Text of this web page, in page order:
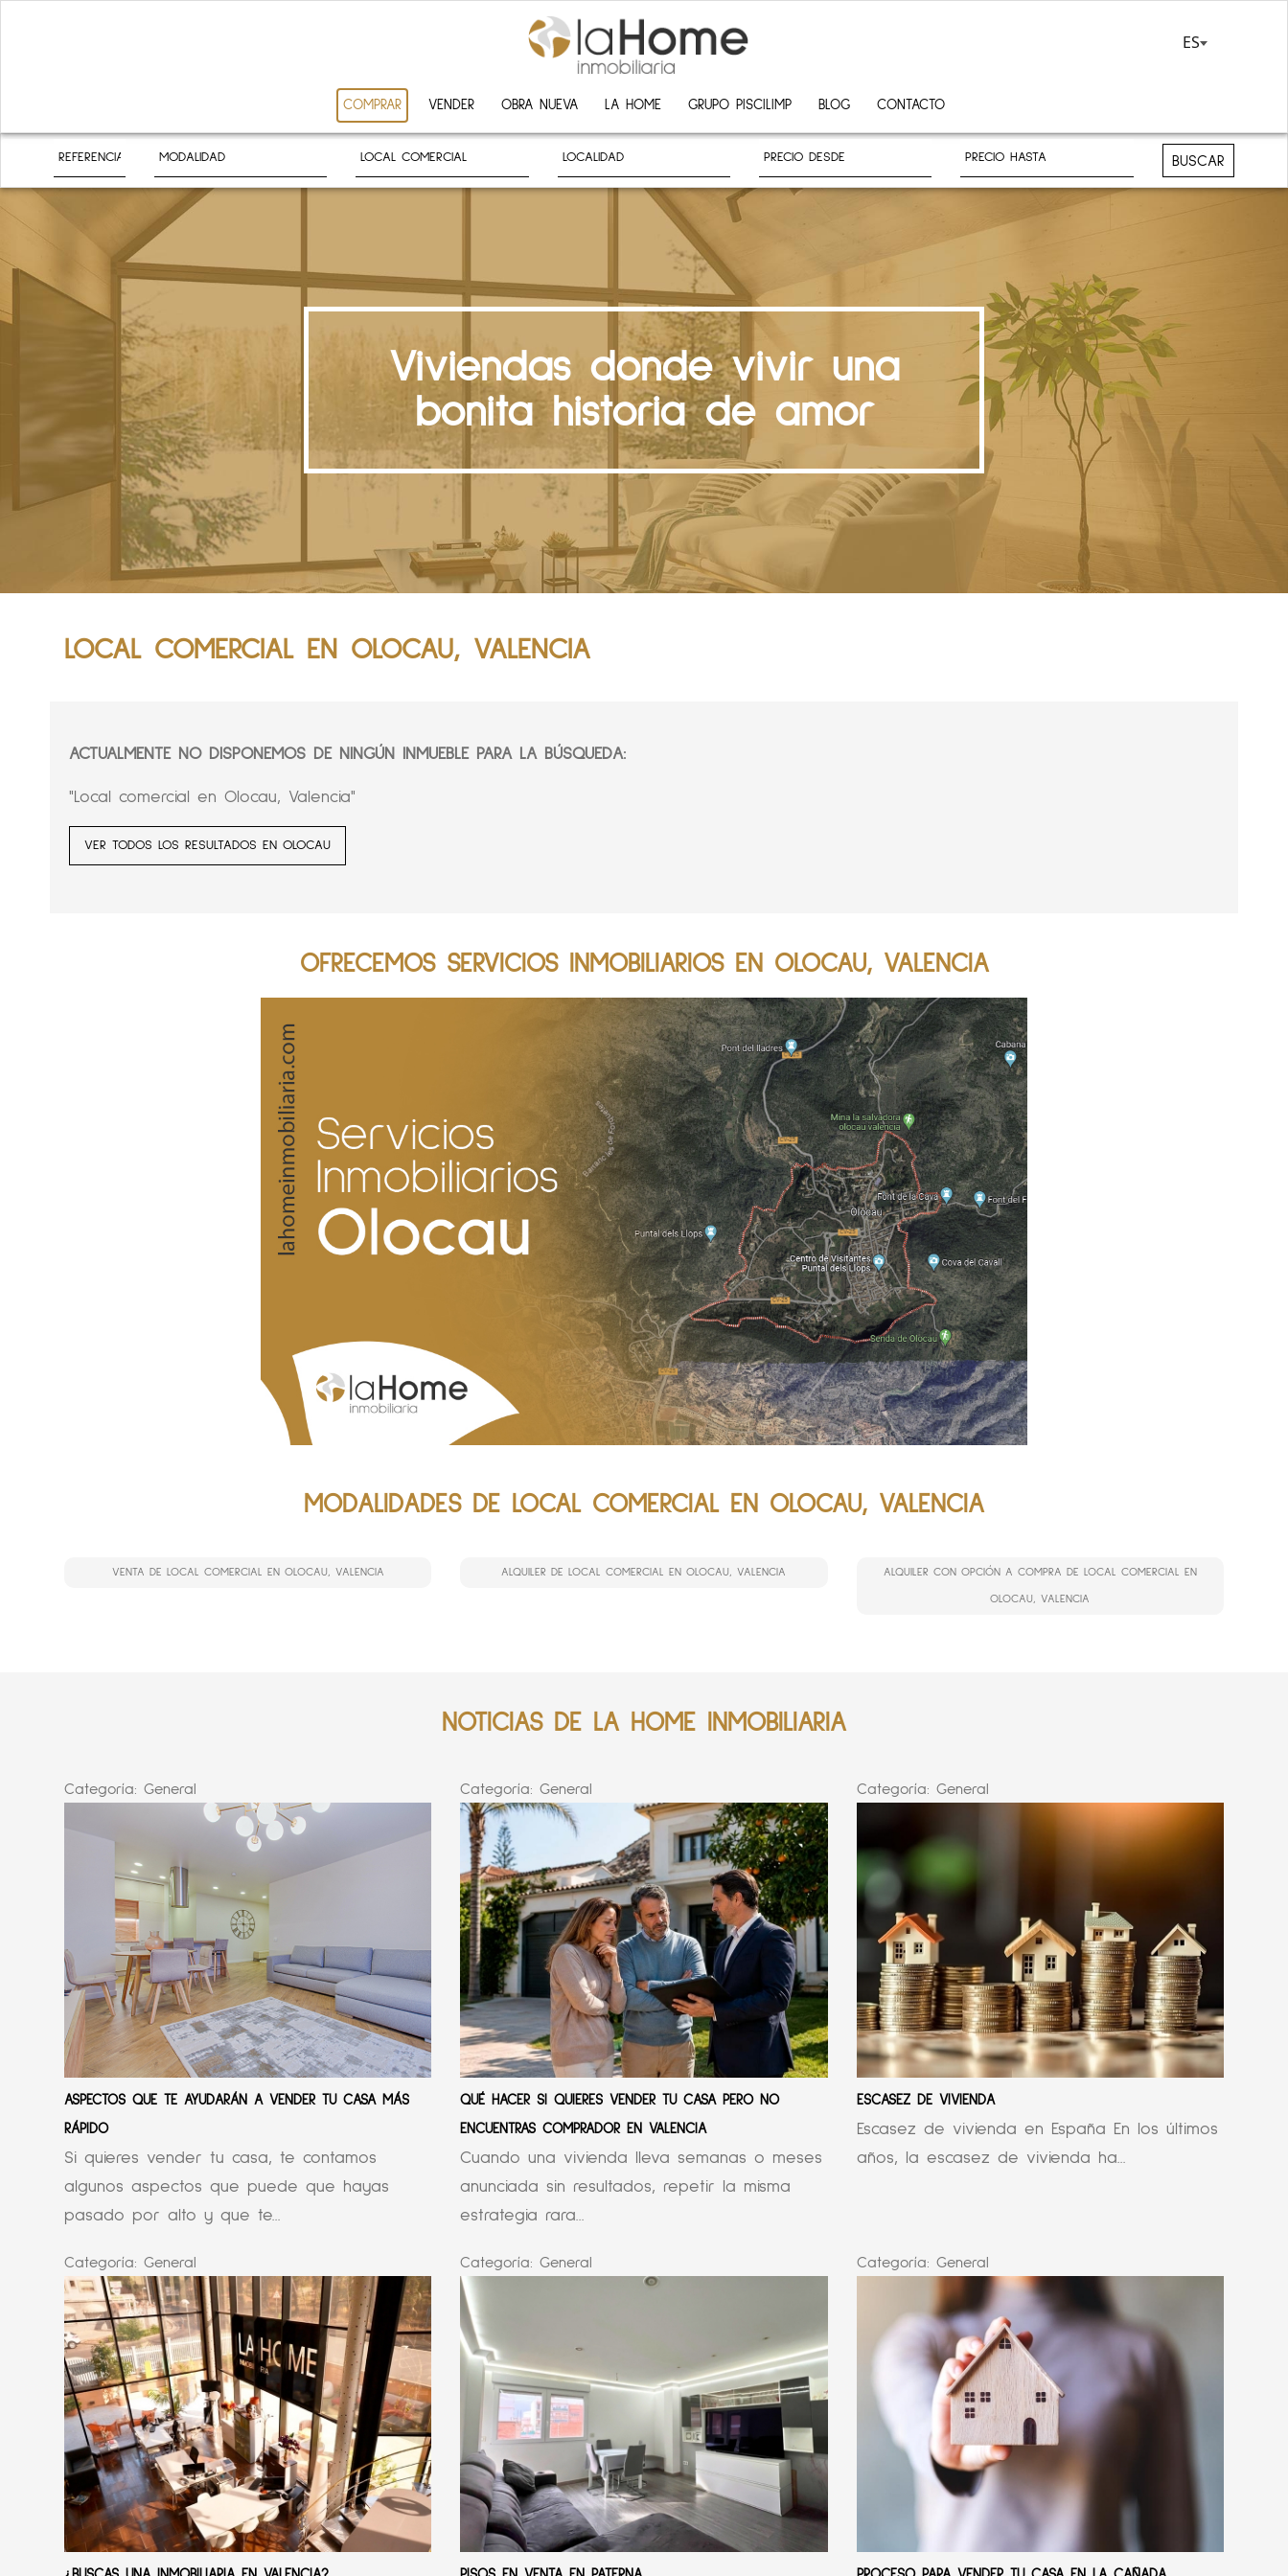
ES
COMPRAR VENDER OBRA NUEVA LA HOME GRUPO PISCILIMP BLOG CONTACTO
BUSCAR
Viviendas donde vivir una
bonita historia de amor
LOCAL COMERCIAL EN OLOCAU, VALENCIA
ACTUALMENTE NO DISPONEMOS DE NINGÚN INMUEBLE PARA LA BÚSQUEDA:
"Local comercial en Olocau, Valencia"
VER TODOS LOS RESULTADOS EN OLOCAU
OFRECEMOS SERVICIOS INMOBILIARIOS EN OLOCAU, VALENCIA
MODALIDADES DE LOCAL COMERCIAL EN OLOCAU, VALENCIA
VENTA DE LOCAL COMERCIAL EN OLOCAU, VALENCIA ALQUILER DE LOCAL COMERCIAL EN OLOCAU, VALENCIA ALQUILER CON OPCIÓN A COMPRA DE LOCAL COMERCIAL EN
OLOCAU, VALENCIA
NOTICIAS DE LA HOME INMOBILIARIA
Categoría: General
ASPECTOS QUE TE AYUDARÁN A VENDER TU CASA MÁS
RÁPIDO
Si quieres vender tu casa, te contamos
algunos aspectos que puede que hayas
pasado por alto y que te...
Categoría:General
QUÉ HACER SI QUIERES VENDER TU CASA PERO NO
ENCUENTRAS COMPRADOR EN VALENCIA
Cuando una vivienda lleva semanas o meses
anunciada sin resultados, repetir la misma
estrategia rara...
Categoría: General
ESCASEZ DE VIVIENDA
Escasez de vivienda en España En los últimos
años, la escasez de vivienda ha...
Categoría: General Categoría:General Categoría: General